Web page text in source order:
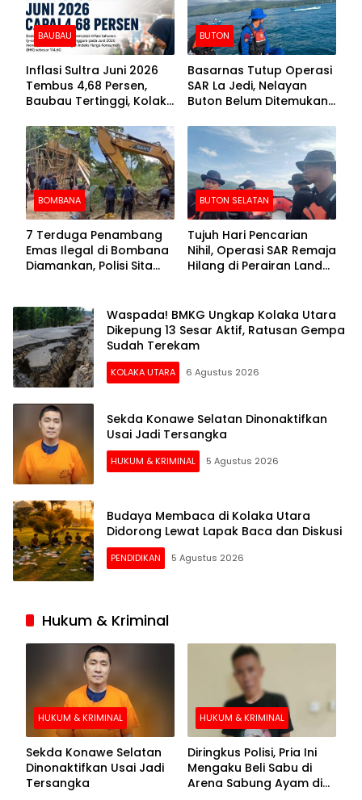
BAUBAU
Inflasi Sultra Juni 2026
Tembus 4,68 Persen,
Baubau Tertinggi, Kolaka
BUTON
Basarnas Tutup Operasi
SAR La Jedi, Nelayan
Buton Belum Ditemukan
BOMBANA
7 Terduga Penambang
Emas Ilegal di Bombana
Diamankan, Polisi Sita
BUTON SELATAN
Tujuh Hari Pencarian
Nihil, Operasi SAR Remaja
Hilang di Perairan Lande
Waspada! BMKG Ungkap Kolaka Utara
Dikepung 13 Sesar Aktif, Ratusan Gempa
Sudah Terekam
KOLAKA UTARA 6 Agustus 2026
Sekda Konawe Selatan Dinonaktifkan
Usai Jadi Tersangka
HUKUM & KRIMINAL 5 Agustus 2026
Budaya Membaca di Kolaka Utara
Didorong Lewat Lapak Baca dan Diskusi
PENDIDIKAN 5 Agustus 2026
Hukum & Kriminal
HUKUM & KRIMINAL
Sekda Konawe Selatan
Dinonaktifkan Usai Jadi
Tersangka
HUKUM & KRIMINAL
Diringkus Polisi, Pria Ini
Mengaku Beli Sabu di
Arena Sabung Ayam di